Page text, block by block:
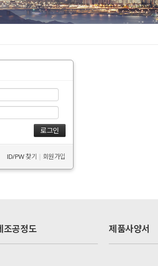
ID/PW 찾기 | 회원가입
조공정도 제품사양서